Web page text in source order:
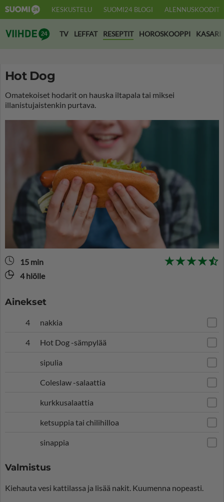
KESKUSTELU SUOMI24 BLOGI ALENNUSKOODIT
Suomi24 Viihde
TV LEFFAT RESEPTIT HOROSKOOPPI KASARI
Hot Dog
Omatekoiset hodarit on hauska iltapala tai miksei
illanistujaistenkin purtava.
15 min
4 hlölle
Ainekset
4 nakkia
4 Hot Dog -sämpylää
sipulia
Coleslaw -salaattia
kurkkusalaattia
ketsuppia tai chilihilloa
sinappia
Valmistus
Kiehauta vesi kattilassa ja lisää nakit. Kuumenna nopeasti.